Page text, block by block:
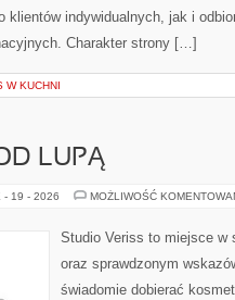
klientów indywidualnych, jak i
Charakter strony […]
W KUCHNI
LUPĄ
- 19 - 2026 MOŻLIWOŚĆ
Studio Veriss to miejsce w
oraz sprawdzonym
świadomie dobierać